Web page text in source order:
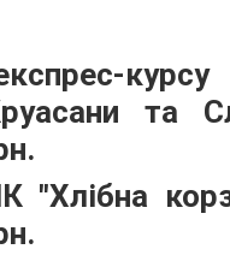
курсу
та
"Хлібна